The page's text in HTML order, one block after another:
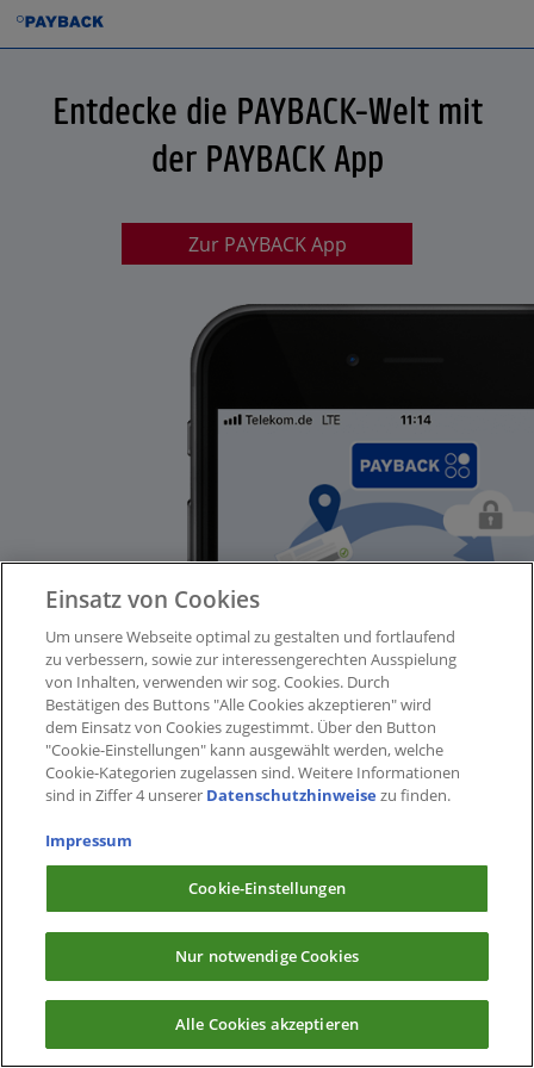
Entdecke die PAYBACK-Welt mit
der PAYBACK App
Zur PAYBACK App
Einsatz von Cookies
Um unsere Webseite optimal zu gestalten und fortlaufend
zu verbessern, sowie zur interessengerechten Ausspielung
von Inhalten, verwenden wir sog. Cookies. Durch
Bestätigen des Buttons "Alle Cookies akzeptieren" wird
dem Einsatz von Cookies zugestimmt. Über den Button
"Cookie-Einstellungen" kann ausgewählt werden, welche
Cookie-Kategorien zugelassen sind. Weitere Informationen
sind in Ziffer 4 unserer Datenschutzhinweise zu finden.
Impressum
Cookie-Einstellungen
Nur notwendige Cookies
Alle Cookies akzeptieren